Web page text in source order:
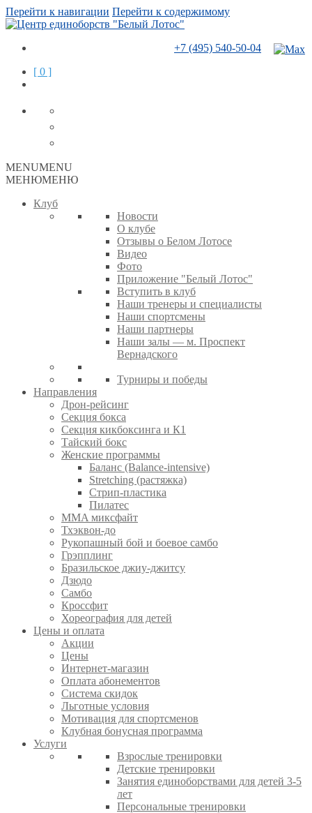
Перейти к навигации Перейти к содержимому
+7 (495) 540-50-04
[ 0 ]
MENUMENU
МЕНЮМЕНЮ
Клуб
Новости
О клубе
Отзывы о Белом Лотосе
Видео
Фото
Приложение "Белый Лотос"
Вступить в клуб
Наши тренеры и специалисты
Наши спортсмены
Наши партнеры
Наши залы — м. Проспект
Вернадского
Турниры и победы
Направления
Дрон-рейсинг
Секция бокса
Секция кикбоксинга и К1
Тайский бокс
Женские программы
Баланс (Balance-intensive)
Stretching (растяжка)
Стрип-пластика
Пилатес
MMA миксфайт
Тхэквон-до
Рукопашный бой и боевое самбо
Грэпплинг
Бразильское джиу-джитсу
Дзюдо
Самбо
Кроссфит
Хореография для детей
Цены и оплата
Акции
Цены
Интернет-магазин
Оплата абонементов
Система скидок
Льготные условия
Мотивация для спортсменов
Клубная бонусная программа
Услуги
Взрослые тренировки
Детские тренировки
Занятия единоборствами для детей 3-5
лет
Персональные тренировки